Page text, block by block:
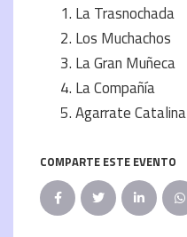
La Trasnochada
Los Muchachos
La Gran Muñeca
La Compañía
Agarrate Catalina
COMPARTE ESTE EVENTO